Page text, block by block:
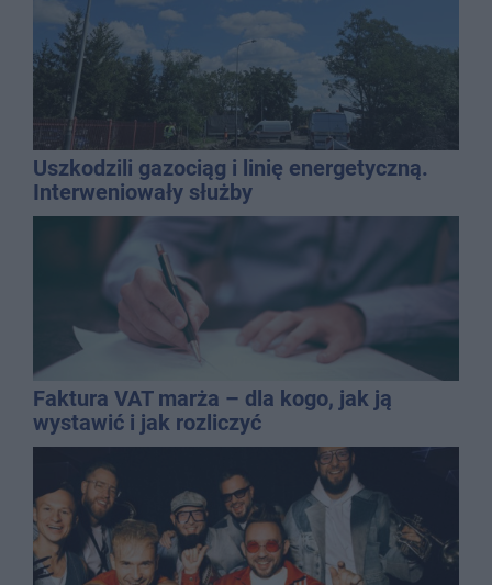
Uszkodzili gazociąg i linię energetyczną.
Interweniowały służby
Faktura VAT marża – dla kogo, jak ją
wystawić i jak rozliczyć